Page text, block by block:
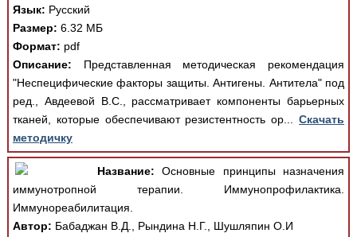
Язык: Русский
Размер: 6.32 МБ
Формат: pdf
Описание: Представленная методическая рекомендация
"Неспецифические факторы защиты. Антигены. Антитела" под
ред., Авдеевой В.С., рассматривает компоненты барьерных
тканей, которые обеспечивают резистентность ор...Скачать
методичку
Название: Основные принципы назначения
иммунотропной терапии. Иммунопрофилактика.
Иммунореабилитация.
Автор: Бабаджан В.Д., Рындина Н.Г., Шушляпин О.И